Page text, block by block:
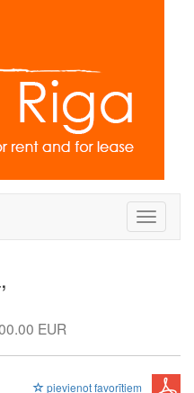
Toggle
EUR
pievienot favorītiem